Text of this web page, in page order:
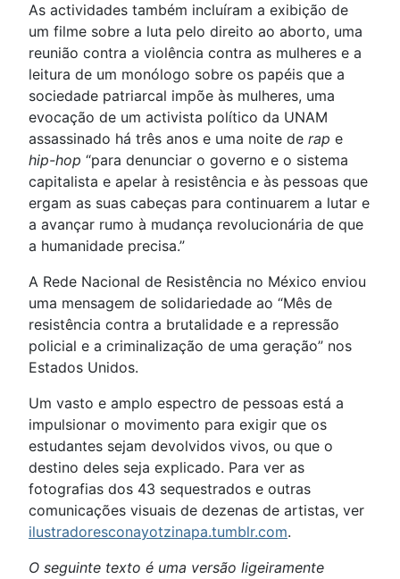
As actividades também incluíram a exibição de
um filme sobre a luta pelo direito ao aborto, uma
reunião contra a violência contra as mulheres e a
leitura de um monólogo sobre os papéis que a
sociedade patriarcal impõe às mulheres, uma
evocação de um activista político da UNAM
assassinado há três anos e uma noite de rap e
hip-hop “para denunciar o governo e o sistema
capitalista e apelar à resistência e às pessoas que
ergam as suas cabeças para continuarem a lutar e
a avançar rumo à mudança revolucionária de que
a humanidade precisa.”
A Rede Nacional de Resistência no México enviou
uma mensagem de solidariedade ao “Mês de
resistência contra a brutalidade e a repressão
policial e a criminalização de uma geração” nos
Estados Unidos.
Um vasto e amplo espectro de pessoas está a
impulsionar o movimento para exigir que os
estudantes sejam devolvidos vivos, ou que o
destino deles seja explicado. Para ver as
fotografias dos 43 sequestrados e outras
comunicações visuais de dezenas de artistas, ver
ilustradoresconayotzinapa.tumblr.com.
O seguinte texto é uma versão ligeiramente